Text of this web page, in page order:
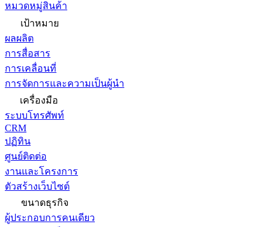
หมวดหมู่สินค้า
เป้าหมาย
ผลผลิต
การสื่อสาร
การเคลื่อนที่
การจัดการและความเป็นผู้นำ
เครื่องมือ
ระบบโทรศัพท์
CRM
ปฏิทิน
ศูนย์ติดต่อ
งานและโครงการ
ตัวสร้างเว็บไซต์
ขนาดธุรกิจ
ผู้ประกอบการคนเดียว